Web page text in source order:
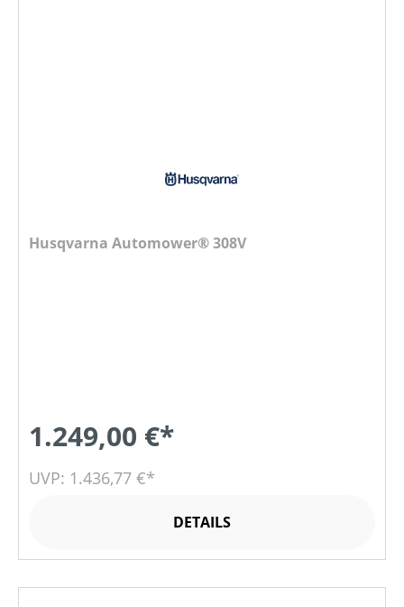
Husqvarna Automower® 308V
1.249,00 €*
UVP: 1.436,77 €*
DETAILS